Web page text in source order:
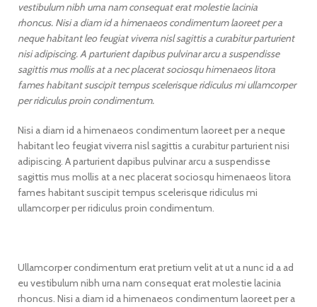
vestibulum nibh urna nam consequat erat molestie lacinia
rhoncus. Nisi a diam id a himenaeos condimentum laoreet per a
neque habitant leo feugiat viverra nisl sagittis a curabitur parturient
nisi adipiscing. A parturient dapibus pulvinar arcu a suspendisse
sagittis mus mollis at a nec placerat sociosqu himenaeos litora
fames habitant suscipit tempus scelerisque ridiculus mi ullamcorper
per ridiculus proin condimentum.
Nisi a diam id a himenaeos condimentum laoreet per a neque
habitant leo feugiat viverra nisl sagittis a curabitur parturient nisi
adipiscing. A parturient dapibus pulvinar arcu a suspendisse
sagittis mus mollis at a nec placerat sociosqu himenaeos litora
fames habitant suscipit tempus scelerisque ridiculus mi
ullamcorper per ridiculus proin condimentum.
Ullamcorper condimentum erat pretium velit at ut a nunc id a ad
eu vestibulum nibh urna nam consequat erat molestie lacinia
rhoncus. Nisi a diam id a himenaeos condimentum laoreet per a